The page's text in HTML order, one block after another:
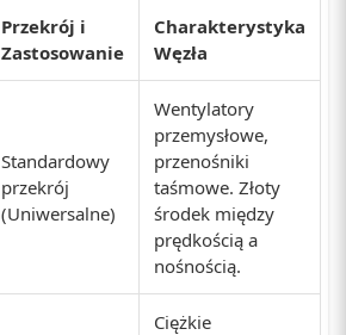
Przekrój i
Zastosowanie
Charakterystyka
Węzła
Standardowy
przekrój
(Uniwersalne)
Wentylatory
przemysłowe,
przenośniki
taśmowe. Złoty
środek między
prędkością a
nośnością.
Ciężkie